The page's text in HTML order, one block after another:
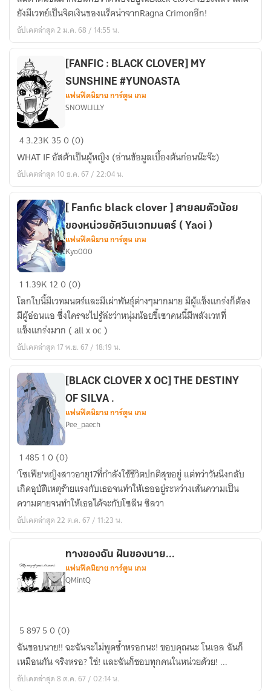
Clover]เกิด
ใหม่
พร้อม
เวทย์
จิต
เงิน
ยังมีเวทย์เป็นจิตเงินของแร็คน่าจากRagna Crimonอีก!
อัปเดตล่าสุด 2 ม.ค. 68 / 14:55 น.
[FANFIC
BLACK
CLOVER]
MY
SUNSHINE
#YUNOASTA
[FANFIC : BLACK CLOVER] MY
SUNSHINE #YUNOASTA
แฟนฟิคนิยาย การ์ตูน เกม
SNOWLILLY
43.23K 350 (0)
WHAT IF อัสต้าเป็นผู้หญิง (อ่านข้อมูลเบื้องต้นก่อนน๊ะจ๊ะ)
อัปเดตล่าสุด 10 ธ.ค. 67 / 22:04 น.
Fanfic
black
clover
]
สายลม
ตัว
น้อย
ของ
หน่วย
อัศวิน
เวทมนตร์
Yaoi
[ Fanfic black clover ] สายลมตัวน้อย
ของหน่วยอัศวินเวทมนตร์ ( Yaoi )
แฟนฟิคนิยาย การ์ตูน เกม
Kyo000
1 1.39K 120 (0)
โลกใบนี้มีเวทมนตร์และมีเผ่าพันธุ์ต่างๆมากมาย มีผู้แข็งแกร่งก็ต้อง
มีผู้อ่อนแอ ซึ่งใครจะไปรู้ล่ะว่าหนุ่มน้อยขี้เซาคนนี้มีพลังเวทที่
แข็งแกร่งมาก ( all x oc )
อัปเดตล่าสุด 17 พ.ย. 67 / 18:19 น.
[BLACK
CLOVER
X
OC]
THE
DESTINY
OF
[BLACK CLOVER X OC] THE DESTINY
OF SILVA .
แฟนฟิคนิยาย การ์ตูน เกม
Pee_paech
1485 10 (0)
'โซเฟีย'หญิงสาวอายุ17ที่กำลังใช้ชีวิตปกติสุขอยู่ แต่ทว่าวันนึงกลับ
เกิดอุบัติเหตุร้ายแรงกับเธอจนทำให้เธออยู่ระหว่างเส้นความเป็น
ความตายจนทำให้เธอได้จะกับโซลีน ซิลวา
อัปเดตล่าสุด 22 ต.ค. 67 / 11:23 น.
ทาง
ของ
ฉัน
ฝัน
ของ
ทางของฉัน ฝันของนาย...
แฟนฟิคนิยาย การ์ตูน เกม
QMintQ
589750 (0)
ฉันชอบนาย!! ฉะฉันจะไม่พูดซ้ำหรอกนะ! ขอบคุณนะ โนเอล ฉันก็
เหมือนกัน จริงหรอ? ใช่! และฉันก็ชอบทุกคนในหน่วยด้วย! ...
อัปเดตล่าสุด 8 ต.ค. 67 / 02:14 น.